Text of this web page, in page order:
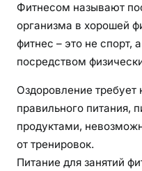
Фитнесом называют
организма в хорошей
фитнес – это не спорт,
посредством
Оздоровление требует
правильного питания,
продуктами,
от тренировок.
Питание для занятий